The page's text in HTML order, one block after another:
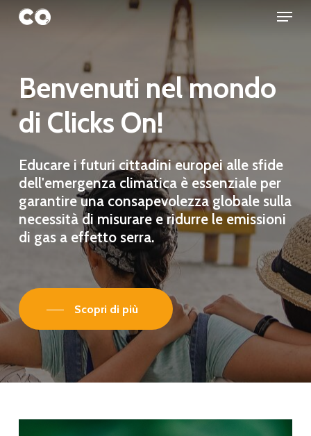
Skip
content
Menu
Benvenuti nelmondo
di Clicks On!
Educare i futuri cittadini europei alle sfide
dell'emergenza climatica è essenziale per
garantire una consapevolezza globale sulla
necessità di misurare e ridurre le emissioni
di gas a effetto serra.
Scopri di più